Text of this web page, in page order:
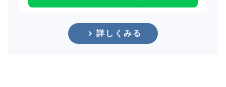
詳しくみる